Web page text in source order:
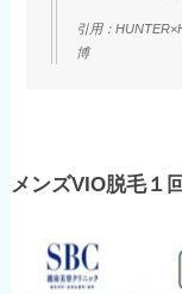
引用：
博
メンズVIO脱毛１